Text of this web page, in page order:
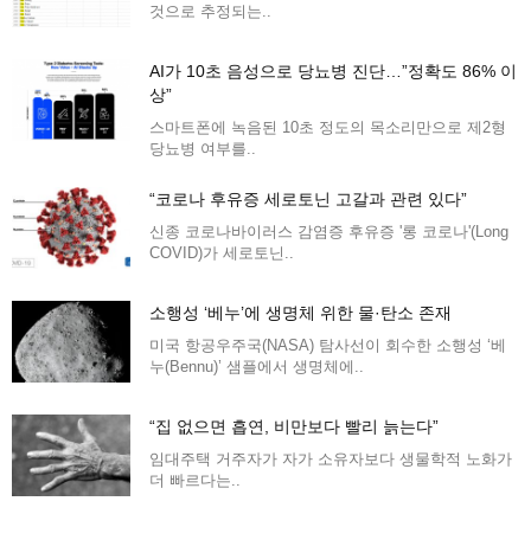
것으로 추정되는..
AI가 10초 음성으로 당뇨병 진단…”정확도 86% 이
상”
스마트폰에 녹음된 10초 정도의 목소리만으로 제2형
당뇨병 여부를..
“코로나 후유증 세로토닌 고갈과 관련 있다”
신종 코로나바이러스 감염증 후유증 '롱 코로나'(Long
COVID)가 세로토닌..
소행성 ‘베누’에 생명체 위한 물·탄소 존재
미국 항공우주국(NASA) 탐사선이 회수한 소행성 ‘베
누(Bennu)’ 샘플에서 생명체에..
“집 없으면 흡연, 비만보다 빨리 늙는다”
임대주택 거주자가 자가 소유자보다 생물학적 노화가
더 빠르다는..